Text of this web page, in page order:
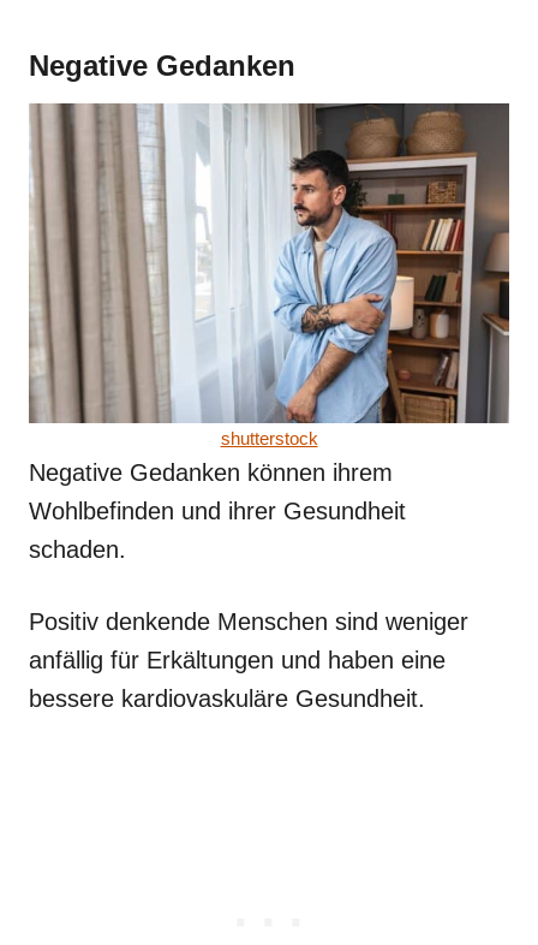
Negative Gedanken
shutterstock
Negative Gedanken können ihrem
Wohlbefinden und ihrer Gesundheit
schaden.
Positiv denkende Menschen sind weniger
anfällig für Erkältungen und haben eine
bessere kardiovaskuläre Gesundheit.